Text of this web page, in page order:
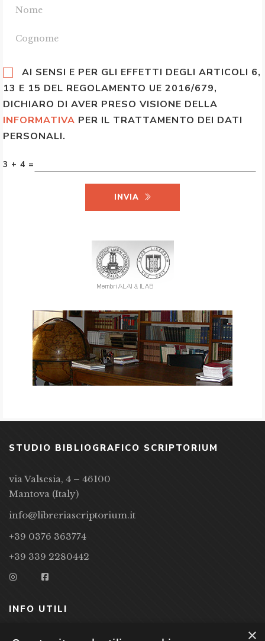
AI SENSI E PER GLI EFFETTI DEGLI ARTICOLI 6,
13 E 15 DEL REGOLAMENTO UE 2016/679,
DICHIARO DI AVER PRESO VISIONE DELLA
INFORMATIVA PER IL TRATTAMENTO DEI DATI
PERSONALI.
3 + 4 =
INVIA
STUDIO BIBLIOGRAFICO SCRIPTORIUM
via Valsesia, 4 – 46100
Mantova (Italy)
info@libreriascriptorium.it
+39 0376 363774
+39 339 2280442
INFO UTILI
×